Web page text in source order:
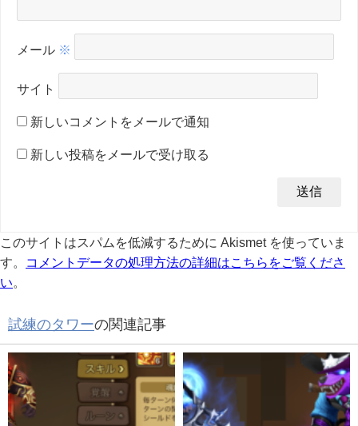
メール ※
サイト
新しいコメントをメールで通知
新しい投稿をメールで受け取る
このサイトはスパムを低減するために Akismet を使っていま
す。
コメントデータの処理方法の詳細はこちらをご覧くださ
い
試練のタワーの関連記事